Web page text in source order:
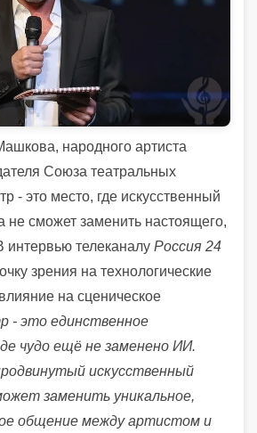
народного артиста
Союза театральных
- это место, где искусственный
не сможет заменить настоящего,
интервью телеканалу Россия 24
зрения на технологические
на сценическое
- это единственное
чудо ещё не заменено ИИ.
искусственный
заменить уникальное,
общение между артистом и